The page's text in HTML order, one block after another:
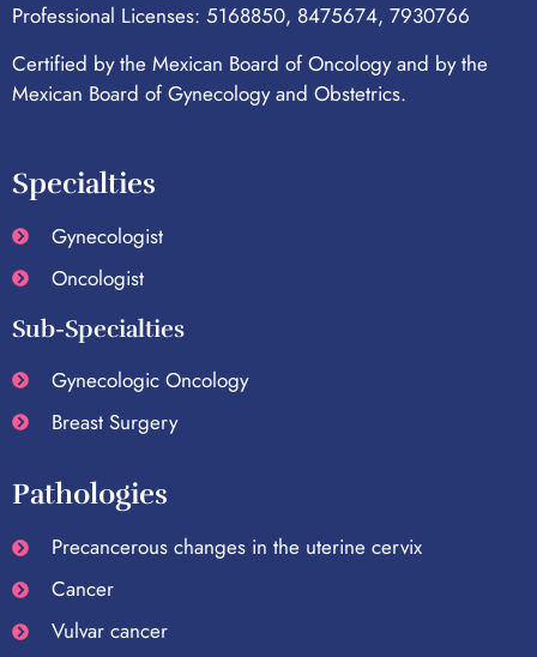
Professional Licenses: 5168850, 8475674, 7930766
Certified by the Mexican Board of Oncology and by the
Mexican Board of Gynecology and Obstetrics.
Specialties
Gynecologist
Oncologist
Sub-Specialties
Gynecologic Oncology
Breast Surgery
Pathologies
Precancerous changes in the uterine cervix
Cancer
Vulvar cancer